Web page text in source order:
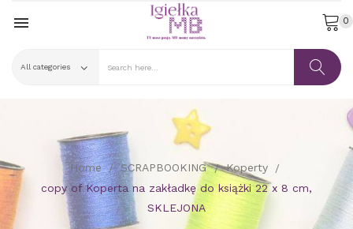
 0
Home SCRAPBOOKING
Koperty
copy of Koperta na zakładkę do książki 22 x 8 cm,
SKLEJONA